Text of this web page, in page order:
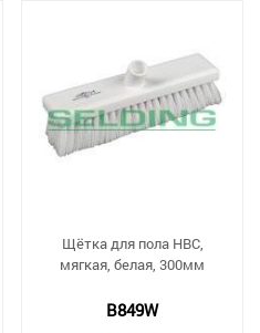
Щётка для пола HBC,
мягкая, белая, 300мм
B849W